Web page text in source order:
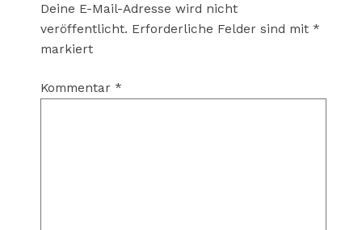
Deine E-Mail-Adresse wird nicht
veröffentlicht. Erforderliche Felder sind mit *
markiert
Kommentar *